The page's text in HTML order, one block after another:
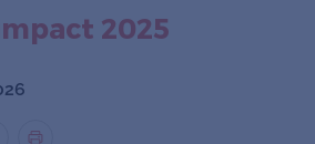
2025